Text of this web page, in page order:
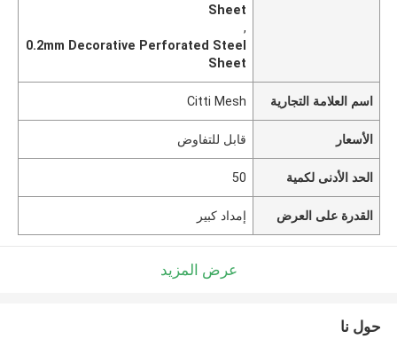
Sheet
,
0.2mm Decorative Perforated Steel
Sheet
اسم العلامة التجارية Citti Mesh
الأسعار قابل للتفاوض
الحد الأدنى لكمية 50
القدرة على العرض إمداد كبير
عرض المزيد
حول نا